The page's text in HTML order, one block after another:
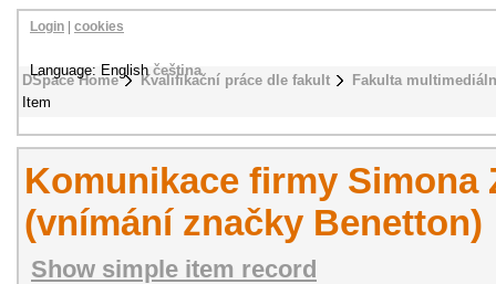
DSpace Home Kvalifikační práce dle fakult
Fakulta
Item
Login cookies
Language: Englishčeština
Komunikace firmy Simona
(vnímání značky Benetton)
Show simple item record